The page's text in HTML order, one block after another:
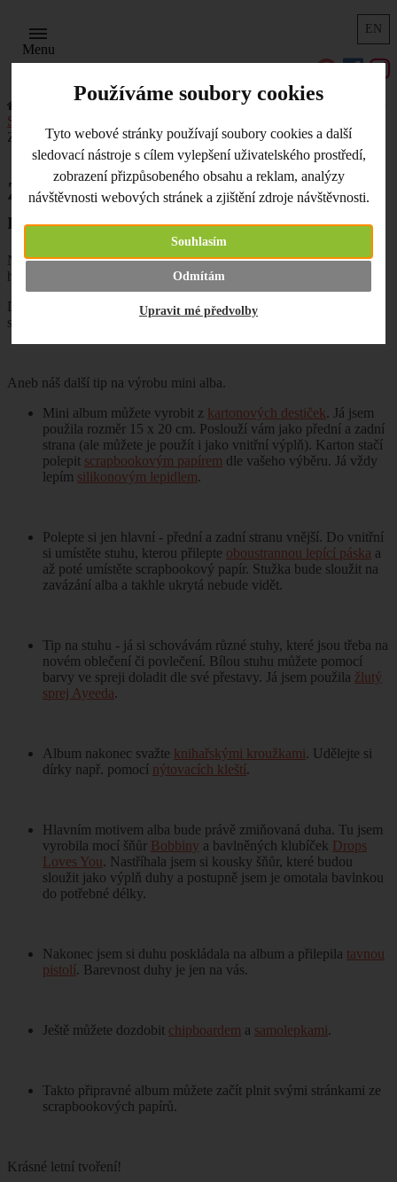
Používáme soubory cookies
Tyto webové stránky používají soubory cookies a další
sledovací nástroje s cílem vylepšení uživatelského prostředí,
zobrazení přizpůsobeného obsahu a reklam, analýzy
návštěvnosti webových stránek a zjištění zdroje návštěvnosti.
Souhlasím
Odmítám
Upravit mé předvolby
EN
Menu
Úvodní strana Užitečné odkazy, tipy a triky
Scrapbooking
Scrapbooková mini alba
Za duhou - letní scrapbookové mini album
Za duhou - letní scrapbookové
mini album
Na konci duhy se prý vždy skrývá poklad. Zkoušeli jste někdy
hledat konec duhy? Nebo se vždycky stačí rozplynout?
Duha je krásný přírodní úkaz, který si zaslouží své místo i ve
scrapbookovém albu. Proto se toto album jmenuje "Za duhou".
Aneb náš další tip na výrobu mini alba.
Mini album můžete vyrobit z kartonových destiček. Já jsem
použila rozměr 15 x 20 cm. Poslouží vám jako přední a zadní
strana (ale můžete je použít i jako vnitřní výplň). Karton stačí
polepit scrapbookovým papírem dle vašeho výběru. Já vždy
lepím silikonovým lepidlem.
Polepte si jen hlavní - přední a zadní stranu vnější. Do vnitřní
si umístěte stuhu, kterou přilepte oboustrannou lepící páska a
až poté umístěte scrapbookový papír. Stužka bude sloužit na
zavázání alba a takhle ukrytá nebude vidět.
Tip na stuhu - já si schovávám různé stuhy, které jsou třeba na
novém oblečení či povlečení. Bílou stuhu můžete pomocí
barvy ve spreji doladit dle své přestavy. Já jsem použila žlutý
sprej Ayeeda.
Album nakonec svažte knihařskými kroužkami. Udělejte si
dírky např. pomocí nýtovacích kleští.
Hlavním motivem alba bude právě zmiňovaná duha. Tu jsem
vyrobila mocí šňůr Bobbiny a bavlněných klubíček Drops
Loves You. Nastříhala jsem si kousky šňůr, které budou
sloužit jako výplň duhy a postupně jsem je omotala bavlnkou
do potřebné délky.
Nakonec jsem si duhu poskládala na album a přilepila tavnou
pistolí. Barevnost duhy je jen na vás.
Ještě můžete dozdobit chipboardem a samolepkami.
Takto připravné album můžete začít plnit svými stránkami ze
scrapbookových papírů.
Krásné letní tvoření!